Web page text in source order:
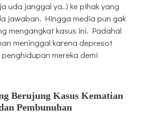
uda janggal ya..) ke pihak yang
jawaban. Hingga media pun gak
mengangkat kasus ini. Padahal
meninggal karena depresot
mereka demi
Berujung Kasus Kematian
Pembunuhan